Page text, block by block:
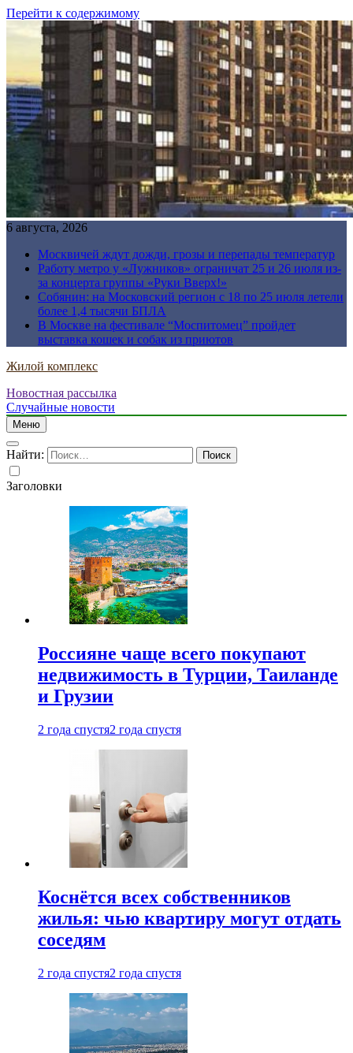
Перейти к содержимому
6 августа, 2026
Москвичей ждут дожди, грозы и перепады температур
Работу метро у «Лужников» ограничат 25 и 26 июля из-
за концерта группы «Руки Вверх!»
Собянин: на Московский регион с 18 по 25 июля летели
более 1,4 тысячи БПЛА
В Москве на фестивале “Моспитомец” пройдет
выставка кошек и собак из приютов
Жилой комплекс
Новостная рассылка
Случайные новости
Меню
Найти:
Заголовки
Россияне чаще всего покупают
недвижимость в Турции, Таиланде
и Грузии
2 года спустя2 года спустя
Коснётся всех собственников
жилья: чью квартиру могут отдать
соседям
2 года спустя2 года спустя